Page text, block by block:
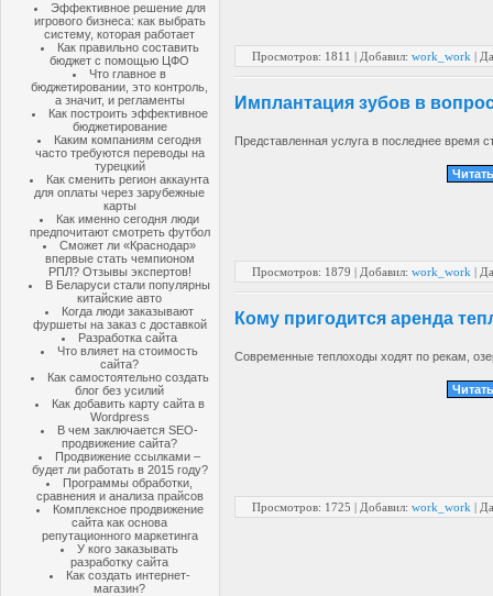
Эффективное решение для
игрового бизнеса: как выбрать
систему, которая работает
Как правильно составить
бюджет с помощью ЦФО
Что главное в
бюджетировании, это контроль,
а значит, и регламенты
Как построить эффективное
бюджетирование
Каким компаниям сегодня
часто требуются переводы на
турецкий
Как сменить регион аккаунта
для оплаты через зарубежные
карты
Как именно сегодня люди
предпочитают смотреть футбол
Сможет ли «Краснодар»
впервые стать чемпионом
РПЛ? Отзывы экспертов!
В Беларуси стали популярны
китайские авто
Когда люди заказывают
фуршеты на заказ с доставкой
Разработка сайта
Что влияет на стоимость
сайта?
Как самостоятельно создать
блог без усилий
Как добавить карту сайта в
Wordpress
В чем заключается SEO-
продвижение сайта?
Продвижение ссылками –
будет ли работать в 2015 году?
Программы обработки,
сравнения и анализа прайсов
Комплексное продвижение
сайта как основа
репутационного маркетинга
У кого заказывать
разработку сайта
Как создать интернет-
магазин?
Просмотров: 1811 | Добавил: work_work |
Имплантация зубов в
Представленная услуга в последнее время
Просмотров: 1879 | Добавил: work_work |
Кому пригодится аренда
Современные теплоходы ходят по рекам,
Просмотров: 1725 | Добавил: work_work |